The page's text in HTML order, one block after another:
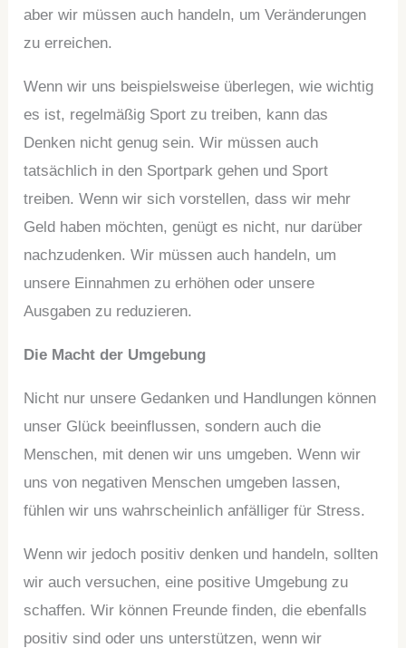
aber wir müssen auch handeln, um Veränderungen
zu erreichen.
Wenn wir uns beispielsweise überlegen, wie wichtig
es ist, regelmäßig Sport zu treiben, kann das
Denken nicht genug sein. Wir müssen auch
tatsächlich in den Sportpark gehen und Sport
treiben. Wenn wir sich vorstellen, dass wir mehr
Geld haben möchten, genügt es nicht, nur darüber
nachzudenken. Wir müssen auch handeln, um
unsere Einnahmen zu erhöhen oder unsere
Ausgaben zu reduzieren.
Die Macht der Umgebung
Nicht nur unsere Gedanken und Handlungen können
unser Glück beeinflussen, sondern auch die
Menschen, mit denen wir uns umgeben. Wenn wir
uns von negativen Menschen umgeben lassen,
fühlen wir uns wahrscheinlich anfälliger für Stress.
Wenn wir jedoch positiv denken und handeln, sollten
wir auch versuchen, eine positive Umgebung zu
schaffen. Wir können Freunde finden, die ebenfalls
positiv sind oder uns unterstützen, wenn wir